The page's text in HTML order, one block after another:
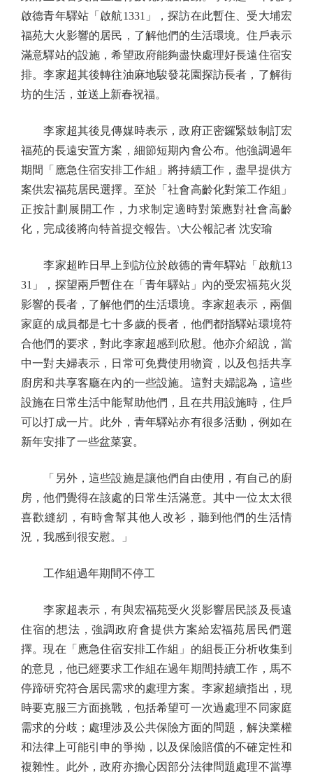
啟德青年驛站「啟航1331」，探訪在此暫住、受大埔宏
福苑大火影響的居民，了解他們的生活環境。住戶表示
滿意驛站的設施，希望政府能夠盡快處理好長遠住宿安
排。李家超其後轉往油麻地駿發花園探訪長者，了解街
坊的生活，並送上新春祝福。
李家超其後見傳媒時表示，政府正密鑼緊鼓制訂宏
福苑的長遠安置方案，細節短期內會公布。他強調過年
期間「應急住宿安排工作組」將持續工作，盡早提供方
案供宏福苑居民選擇。至於「社會高齡化對策工作組」
正按計劃展開工作，力求制定適時對策應對社會高齡
化，完成後將向特首提交報告。\大公報記者 沈安瑜
李家超昨日早上到訪位於啟德的青年驛站「啟航13
31」，探望兩戶暫住在「青年驛站」內的受宏福苑火災
影響的長者，了解他們的生活環境。李家超表示，兩個
家庭的成員都是七十多歲的長者，他們都指驛站環境符
合他們的要求，對此李家超感到欣慰。他亦介紹說，當
中一對夫婦表示，日常可免費使用物資，以及包括共享
廚房和共享客廳在內的一些設施。這對夫婦認為，這些
設施在日常生活中能幫助他們，且在共用設施時，住戶
可以打成一片。此外，青年驛站亦有很多活動，例如在
新年安排了一些盆菜宴。
「另外，這些設施是讓他們自由使用，有自己的廚
房，他們覺得在該處的日常生活滿意。其中一位太太很
喜歡縫紉，有時會幫其他人改衫，聽到他們的生活情
況，我感到很安慰。」
工作組過年期間不停工
李家超表示，有與宏福苑受火災影響居民談及長遠
住宿的想法，強調政府會提供方案給宏福苑居民們選
擇。現在「應急住宿安排工作組」的組長正分析收集到
的意見，他已經要求工作組在過年期間持續工作，馬不
停蹄研究符合居民需求的處理方案。李家超續指出，現
時要克服三方面挑戰，包括希望可一次過處理不同家庭
需求的分歧；處理涉及公共保險方面的問題，解決業權
和法律上可能引申的爭拗，以及保險賠償的不確定性和
複雜性。此外，政府亦擔心因部分法律問題處理不當導